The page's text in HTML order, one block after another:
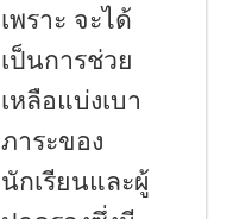
เพราะ จะได้
เป็นการช่วย
เหลือแบ่งเบา
ภาระของ
นักเรียนและผู้